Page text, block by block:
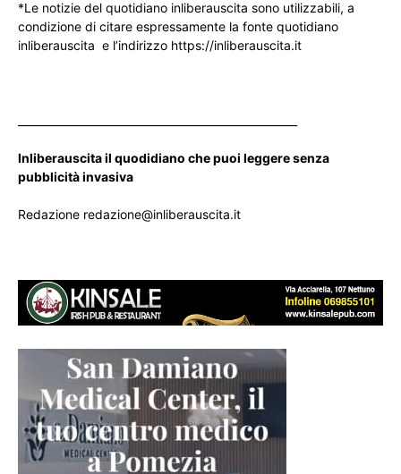
*Le notizie del quotidiano inliberauscita sono utilizzabili, a
condizione di citare espressamente la fonte quotidiano
inliberauscita e l’indirizzo https://inliberauscita.it
Inliberauscita il quodidiano che puoi leggere senza
pubblicità invasiva
Redazione redazione@inliberauscita.it